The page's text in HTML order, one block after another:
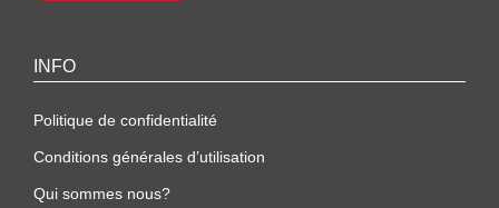
INFO
Politique de confidentialité
Conditions générales d’utilisation
Qui sommes nous?